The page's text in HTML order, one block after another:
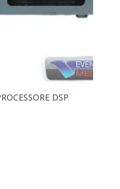
DSP